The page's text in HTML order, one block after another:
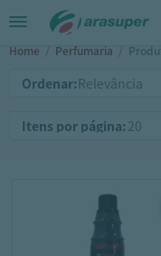
Home / Perfumaria /
Ordenar:
Itens por página: